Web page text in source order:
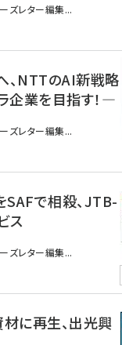
ズレター編集...
、NTTのAI新戦略
企業を目指す！―
ズレター編集...
で相殺、JTB-
ス
ズレター編集...
に再生、出光興